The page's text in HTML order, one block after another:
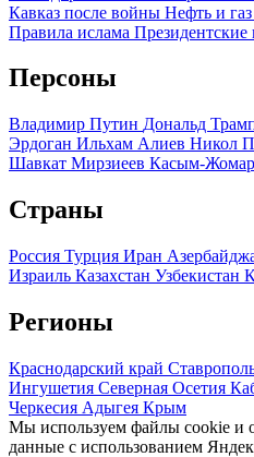
Кавказ после войны Нефть и газ
Правила ислама
Персоны
Владимир Путин Дональд
Эрдоган Ильхам Алиев Никол
Шавкат Мирзиеев Касым-
Страны
Россия Турция Иран
Израиль Казахстан Узбекистан
Регионы
Краснодарский край
Ингушетия Северная Осетия
Черкесия Адыгея Крым
Мы используем файлы cookie и
данные с использованием